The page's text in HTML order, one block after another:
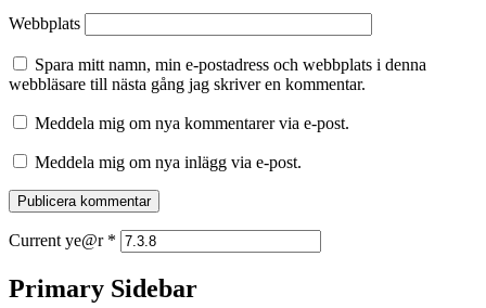
Webbplats
Spara mitt namn, min e-postadress och webbplats i denna
webbläsare till nästa gång jag skriver en kommentar.
Meddela mig om nya kommentarer via e-post.
Meddela mig om nya inlägg via e-post.
Current ye@r *
Primary Sidebar